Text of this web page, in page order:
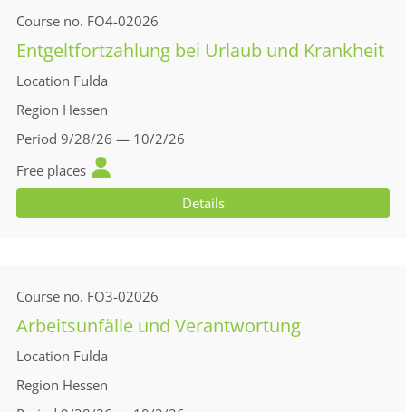
Course no. FO4-02026
Entgeltfortzahlung bei Urlaub und Krankheit
Location Fulda
Region Hessen
Period 9/28/26 — 10/2/26
Free places
Details
Course no. FO3-02026
Arbeitsunfälle und Verantwortung
Location Fulda
Region Hessen